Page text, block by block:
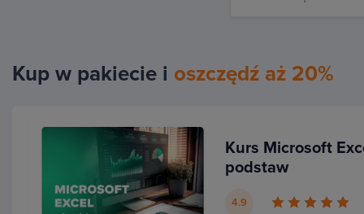
Funkcje i formuły
To często podstawa pracy w biurze. W trakcie
wartości z użyciemfunkcji podsumowujących i
wyszukiwać ważne informacji z wykorzystaniem
poznasz także ważne funkcje tekstowe oraz funkcje
Kup w pakiecie i oszczędź aż 20%
Kurs Microsoft
podstaw
4.9